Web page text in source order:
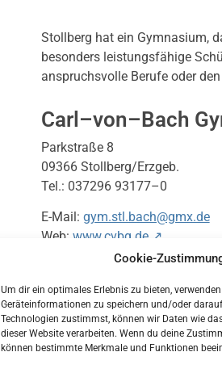
Cookie-
Um dir ein optimales Erlebnis zu bieten,
Geräteinformationen zu speichern und/oder
Technologien zustimmst, können wir Daten wie
dieser Website verarbeiten. Wenn du deine
können bestimmte Merkmale und Funktionen
Stollberg hat ein Gymnasium,
besonders leistungsfähige
anspruchsvolle Berufe oder
Carl–von–Bach
Parkstraße 8
09366 Stollberg/Erzgeb.
Tel.: 037296 93177–0
E-Mail: gym.stl.bach@gmx.de
Web: www.cvbg.de ↗
Schulleiterin:Frau Carmen
Sekretariat: Frau Angela John